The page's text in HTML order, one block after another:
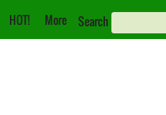
HOT! More Search